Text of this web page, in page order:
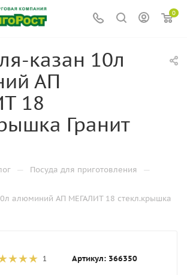
0
казан 10л
АП
18
Гранит
— Посуда для приготовления —
алюминий АП МЕГАЛИТ 18 стекл.крышка
1 Артикул: 366350